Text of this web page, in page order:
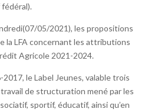
05/2021), les propositions
la LFA concernant les attributions
Agricole 2021-2024.
le Label Jeunes, valable trois
de structuration mené par les
sportif, éducatif, ainsi qu’en